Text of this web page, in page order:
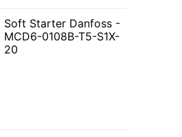
Soft Starter Danfoss -
MCD6-0108B-T5-S1X-
20